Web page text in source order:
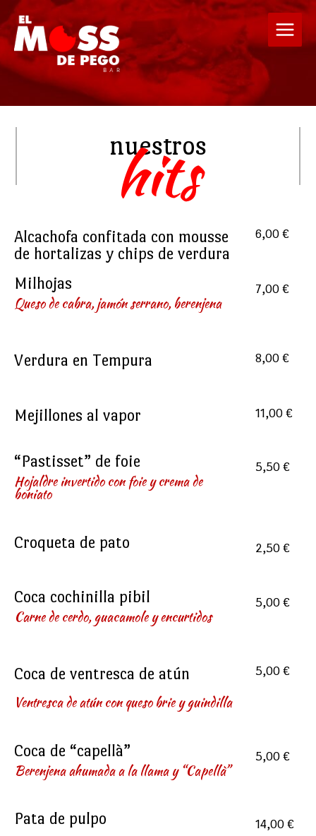
al
contenido
nuestros
hits
Alcachofa confitada con mousse
de hortalizas y chips de verdura
6,00 €
Milhojas
Queso de cabra, jamón serrano, berenjena
7,00 €
Verdura en Tempura 8,00 €
Mejillones al vapor 11,00 €
“Pastisset” de foie
Hojaldre invertido con foie y crema de
boniato
5,50 €
Croqueta de pato 2,50 €
Coca cochinilla pibil
Carne de cerdo, guacamole y encurtidos
5,00 €
Coca de ventresca de atún
Ventresca de atún con queso brie y guindilla
5,00 €
Coca de “capellà”
Berenjena ahumada a la llama y “Capellà”
5,00 €
Pata de pulpo 14,00 €